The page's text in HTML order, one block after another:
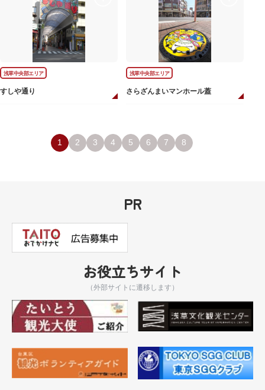
浅草中央部エリア
すしや通り
浅草中央部エリア
さらざんまいマンホール蓋
1 2 3 4 5 6 7 8
PR
お役立ちサイト
（外部サイトに遷移します）